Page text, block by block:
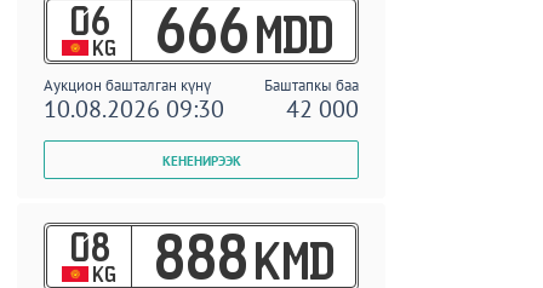
06
KG 666 MDD
Аукцион башталган күнү Баштапкы баа
10.08.2026 09:30 42 000
08
KG 888 KMD